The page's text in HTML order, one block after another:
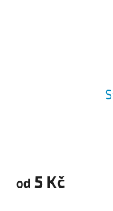
produktu
je
od 5 Kč